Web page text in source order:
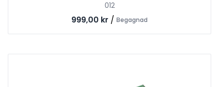
012
999,00 kr / Begagnad